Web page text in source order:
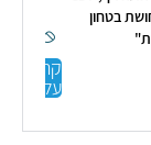
בטחון
קראו
עליי